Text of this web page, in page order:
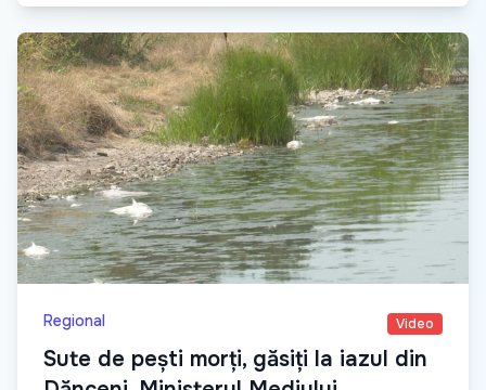
Regional Video
Sute de pești morți, găsiți la iazul din